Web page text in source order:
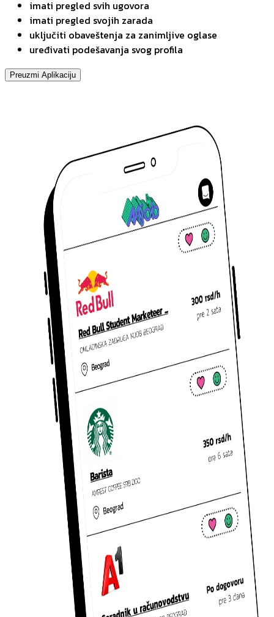
imati pregled svih ugovora
imati pregled svojih zarada
uključiti obaveštenja za zanimljive oglase
uređivati podešavanja svog profila
Preuzmi Aplikaciju